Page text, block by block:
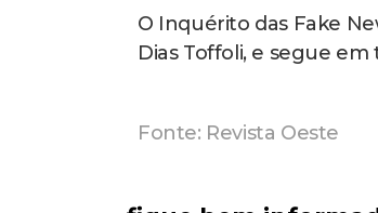
O Inquérito das Fake
Dias Toffoli, e segue
Fonte: Revista Oeste